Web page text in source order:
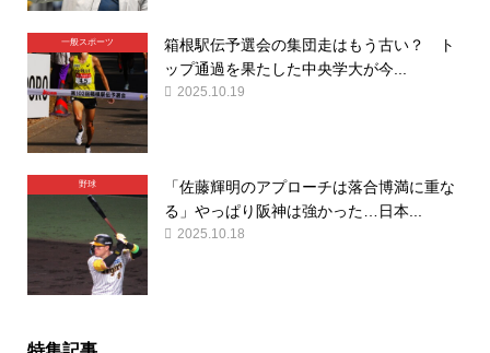
一般スポーツ
箱根駅伝予選会の集団走はもう古い？ ト
ップ通過を果たした中央学大が今...
2025.10.19
野球
「佐藤輝明のアプローチは落合博満に重な
る」やっぱり阪神は強かった…日本...
2025.10.18